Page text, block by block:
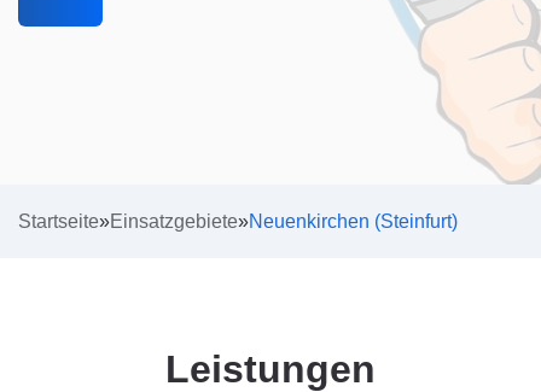
Startseite»Einsatzgebiete»Neuenkirchen (Steinfurt)
Leistungen